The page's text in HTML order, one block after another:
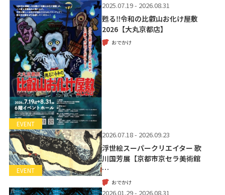
EVENT
2025.07.19 - 2026.08.31
甦る‼令和の比叡山お化け屋敷
2026【大丸京都店】
おでかけ
EVENT
2026.07.18 - 2026.09.23
浮世絵スーパークリエイター 歌
川国芳展【京都市京セラ美術館
…
おでかけ
2026.01.29 - 2026.08.31